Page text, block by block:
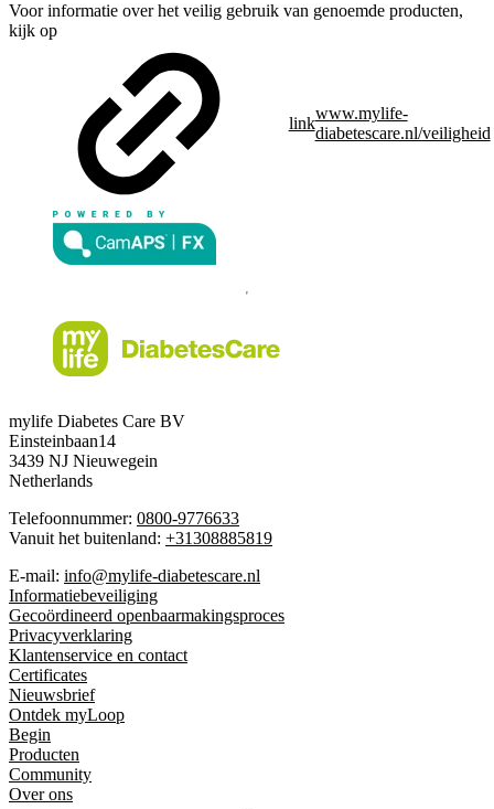
Voor informatie over het veilig gebruik van genoemde producten,
kijk op
link
www.mylife-
diabetescare.nl/veiligheid
mylife Diabetes Care BV
Einsteinbaan14
3439 NJ Nieuwegein
Netherlands
Telefoonnummer: 0800-9776633
Vanuit het buitenland: +31308885819
E-mail: info@mylife-diabetescare.nl
Informatiebeveiliging
Gecoördineerd openbaarmakingsproces
Privacyverklaring
Klantenservice en contact
Certificates
Nieuwsbrief
Ontdek myLoop
Begin
Producten
Community
Over ons